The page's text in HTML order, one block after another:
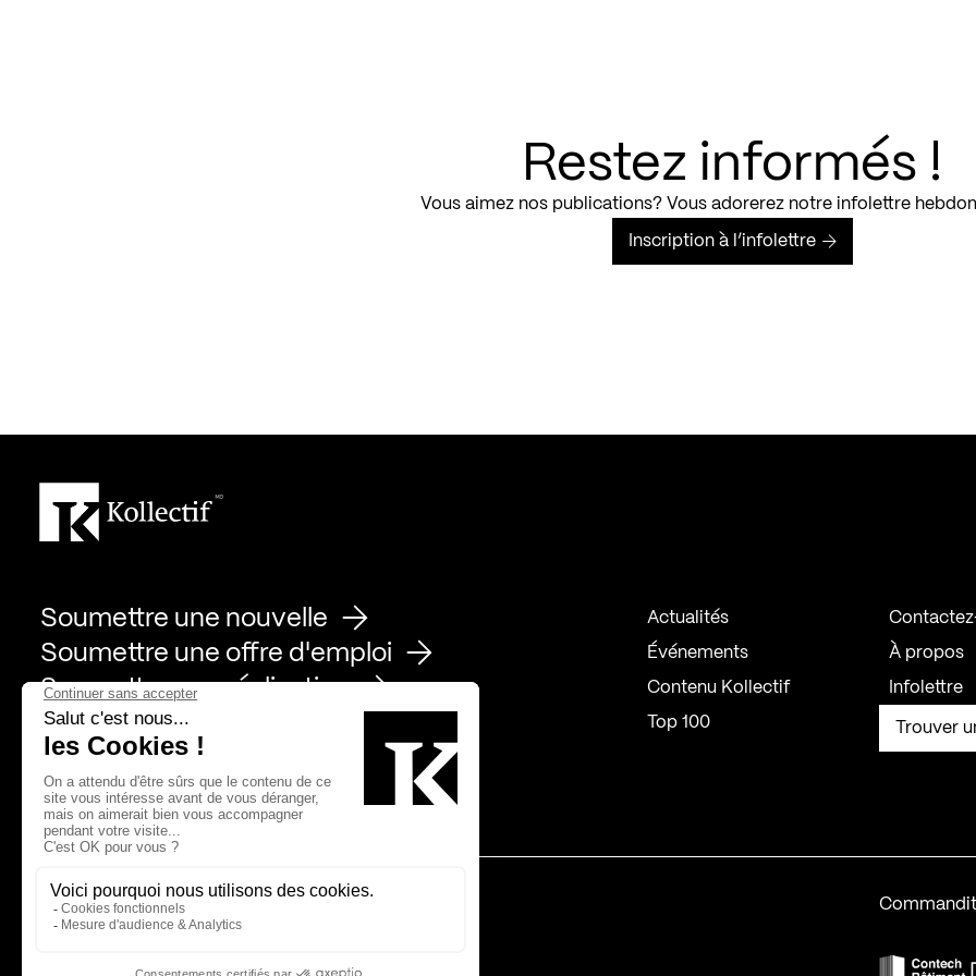
Restez informés !
Vous aimez nos publications? Vous adorerez notre infolettre
Inscription à l’infolettre
Soumettre une nouvelle
Soumettre une offre d'emploi
Soumettre une réalisation
Actualités
Événements
Contenu Kollectif
Top 100
À propos
Infolettre
Trouver
Page Facebook de Kollectif
Page Instagram de Kollectif
Page Linkedin de Kollectif
Partenaires